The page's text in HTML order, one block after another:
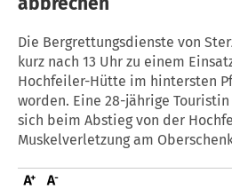
Die Bergrettungsdienste von
kurz nach 13 Uhr zu einem
Hochfeiler-Hütte im hintersten
worden. Eine 28-jährige
sich beim Abstieg von der
Muskelverletzung am